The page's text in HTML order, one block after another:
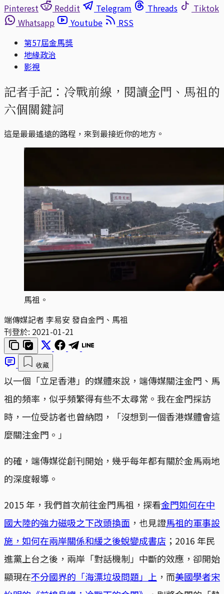
Pinterest
Reddit Telegram Threads
Tiktok
Whatsapp
Youtube
RSS
第57屆金馬獎
地緣政治
影視
記者手記：冷戰前線，閱讀金門、馬祖的
六個關鍵詞
這是最最遙遠的路程，來到最接近你的地方。
馬祖。
端傳媒記者 李易安 發自金門、馬祖
刊登於: 2021-01-21
收藏
以一個「立足香港」的媒體來說，端傳媒關注金門、馬
祖的頻率，似乎頻繁得有些不太尋常。我在金門採訪
時，一位受訪者也曾納悶，「沒想到一個香港媒體會這
麼關注金門。」
的確，端傳媒從創刊開始，幾乎每年都有關於金馬兩地
的深度報導。
2015 年，我們首次前往金門馬祖，探看金門如何在中
國大陸的強力磁吸之下改頭換面 ，也見證馬祖的軍事設
施，如何在兩岸關係和緩之後蛻變成書店 ；2016 年民
進黨上台之後，兩岸「對話機制」中斷的效應，卻開始
顯現在不分國界的「海漂垃圾問題」上 ，而美國學者宋